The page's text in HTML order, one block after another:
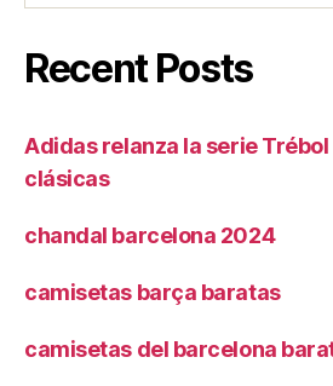
Recent Posts
Adidas relanza la serie
clásicas
chandal barcelona 2024
camisetas barça baratas
camisetas del barcelona